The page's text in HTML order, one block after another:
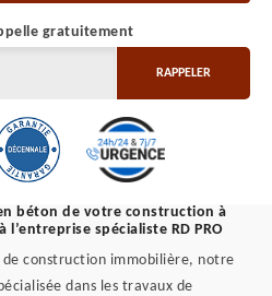
gratuitement
béton de votre construction à
l’entreprise spécialiste RD PRO
de construction immobilière, notre
dans les travaux de